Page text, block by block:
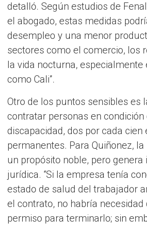
detalló. Según estudios de
el abogado, estas medidas
desempleo y una menor
sectores como el comercio, los
la vida nocturna, especialmente
como Cali”.
Otro de los puntos sensibles es
contratar personas en condición
discapacidad, dos por cada cien
permanentes. Para Quiñonez,
un propósito noble, pero
jurídica. “Si la empresa tenía
estado de salud del trabajador
el contrato, no habría necesidad
permiso para terminarlo; sin